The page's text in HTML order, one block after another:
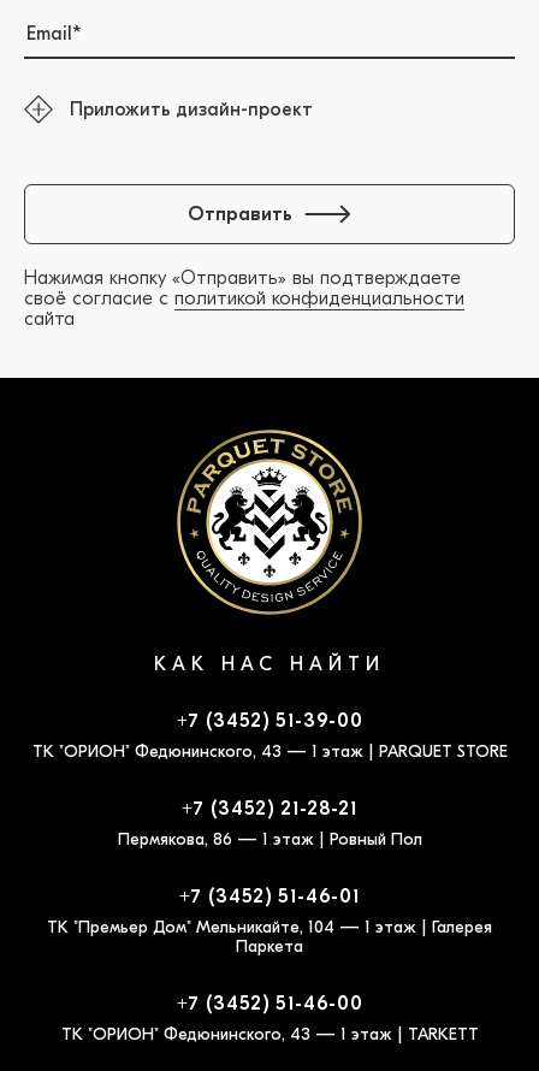
Приложить дизайн-проект
Нажимая кнопку «Отправить» вы подтверждаете
своё согласие с политикой конфиденциальности
сайта
Отправить
КАК НАС НАЙТИ
+7 (3452) 51-39-00
ТК "ОРИОН" Федюнинского, 43 — 1 этаж | PARQUET STORE
+7 (3452) 21-28-21
Пермякова, 86 — 1 этаж | Ровный Пол
+7 (3452) 51-46-01
ТК "Премьер Дом" Мельникайте, 104 — 1 этаж | Галерея
Паркета
+7 (3452) 51-46-00
ТК "ОРИОН" Федюнинского, 43 — 1 этаж | TARKETT